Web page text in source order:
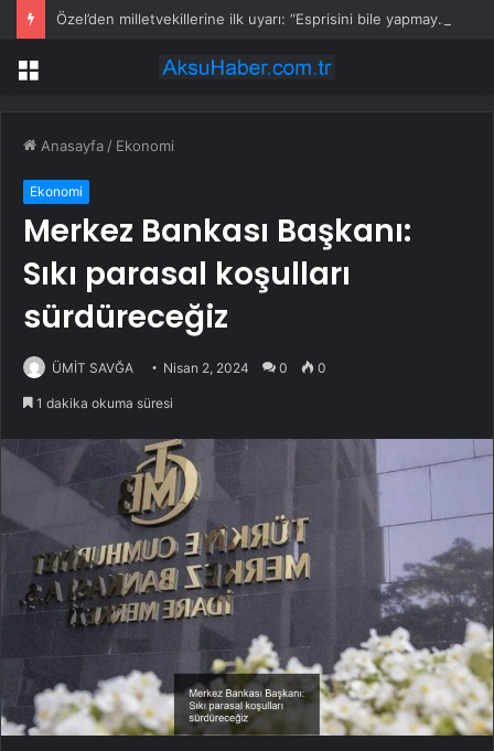
Özel’den milletvekillerine ilk uyarı: “Esprisini bile yapmayacaksınız”
Menü
Anasayfa / Ekonomi
Ekonomi
Merkez Bankası Başkanı:
Sıkı parasal koşulları
sürdüreceğiz
ÜMİT SAVĞA Nisan 2, 2024 0 0
1 dakika okuma süresi